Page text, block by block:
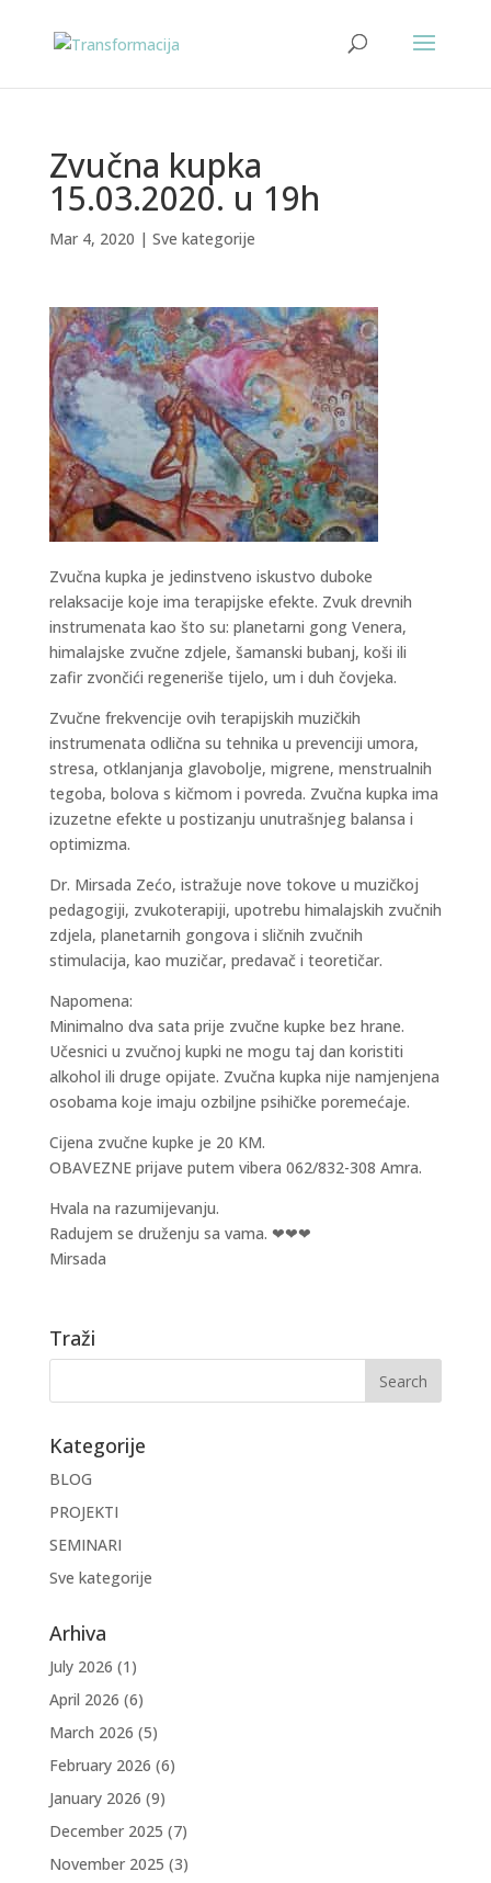
Zvučna kupka
15.03.2020. u 19h
Mar 4, 2020 | Sve kategorije
Zvučna kupka je jedinstveno iskustvo duboke
relaksacije koje ima terapijske efekte. Zvuk drevnih
instrumenata kao što su: planetarni gong Venera,
himalajske zvučne zdjele, šamanski bubanj, koši ili
zafir zvončići regeneriše tijelo, um i duh čovjeka.
Zvučne frekvencije ovih terapijskih muzičkih
instrumenata odlična su tehnika u prevenciji umora,
stresa, otklanjanja glavobolje, migrene, menstrualnih
tegoba, bolova s kičmom i povreda. Zvučna kupka ima
izuzetne efekte u postizanju unutrašnjeg balansa i
optimizma.
Dr. Mirsada Zećo, istražuje nove tokove u muzičkoj
pedagogiji, zvukoterapiji, upotrebu himalajskih zvučnih
zdjela, planetarnih gongova i sličnih zvučnih
stimulacija, kao muzičar, predavač i teoretičar.
Napomena:
Minimalno dva sata prije zvučne kupke bez hrane.
Učesnici u zvučnoj kupki ne mogu taj dan koristiti
alkohol ili druge opijate. Zvučna kupka nije namjenjena
osobama koje imaju ozbiljne psihičke poremećaje.
Cijena zvučne kupke je 20 KM.
OBAVEZNE prijave putem vibera 062/832-308 Amra.
Hvala na razumijevanju.
Radujem se druženju sa vama. ❤❤❤
Mirsada
Traži
Kategorije
BLOG
PROJEKTI
SEMINARI
Sve kategorije
Arhiva
July 2026 (1)
April 2026 (6)
March 2026 (5)
February 2026 (6)
January 2026 (9)
December 2025 (7)
November 2025 (3)